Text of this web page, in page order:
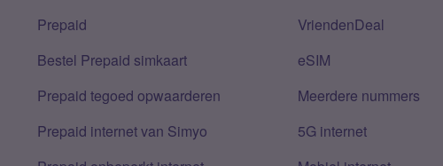
Prepaid
Bestel Prepaid simkaart
Prepaid tegoed opwaarderen
Prepaid internet van Simyo
VriendenDeal
eSIM
Meerdere nummers
5G internet